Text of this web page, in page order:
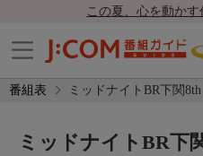
この夏、心を動か
番組表 ミッドナイトBR下関
ミッドナイトBR下